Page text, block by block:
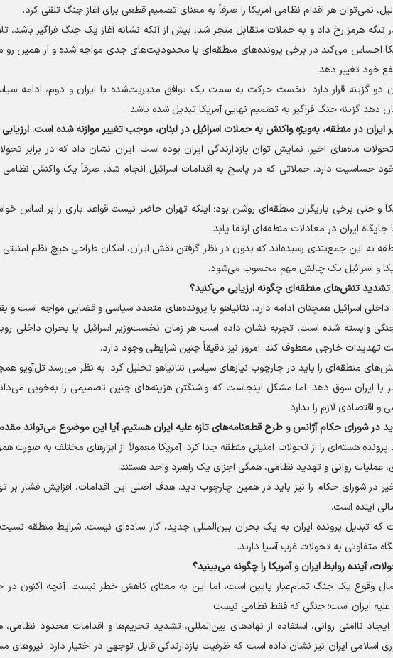
نمی‌توان هر اقدام نظامی آمریکا را صرفاً به معنای تصمیم قطعی برای آغاز جنگ تلقی کرد.
تنگه هرمز رخ داد و به حملات متقابل منجر شد، بیش از آنکه نشانه آغاز یک جنگ فراگیر باشد،
احساس می‌کند در برخی پرونده‌های منطقه‌ای با محدودیت‌های جدی مواجه شده و از همین رو
خود تغییر دهد.
دو گزینه قرار دارد؛ نخست حرکت به سمت یک توافق مدیریت‌شده با ایران و دوم، ادامه
دهد گزینه جنگ فراگیر به تصمیم نهایی آمریکا تبدیل شده باشد.
ایران در منطقه، به‌ویژه واکنش به حملات اسرائیل در لبنان، موجب تغییر موازنه شده است.
ماه‌های اخیر، نمایش توان بازدارندگی ایران بوده است. ایران نشان داد که در برابر
حساسیت دارد. حملاتی که در پاسخ به اقدامات اسرائیل انجام شد، صرفاً یک واکنش نظامی
و حتی برخی بازیگران منطقه‌ای روشن بود؛ اینکه تهران حاضر نیست قواعد بازی را بر اساس
ایران در معادلات منطقه‌ای ارتقا یابد.
به این جمع‌بندی رسیده‌اند که بدون در نظر گرفتن نقش ایران، امکان طراحی هیچ نظم
و اسرائیل یک چالش مهم محسوب می‌شود.
تشدید تنش‌های منطقه‌ای چگونه ارزیابی می‌کنید؟
اسرائیل همچنان ادامه دارد. نتانیاهو با پرونده‌های متعدد سیاسی و قضایی مواجه است و
وابسته شده است. تجربه نشان داده است هر زمان نخست‌وزیر اسرائیل با بحران داخلی
تهدیدات خارجی معطوف کند. امروز نیز دقیقاً چنین شرایطی وجود دارد.
منطقه‌ای را باید در چارچوب نیاز‌های سیاسی نتانیاهو تحلیل کرد. به نظر می‌رسد تل‌آویو
با ایران سوق دهد؛ اما مشکل اینجاست که واشنگتن هزینه‌های چنین تصمیمی را به‌خوبی
اقتصادی لازم را ندارد.
در شورای حکام آژانس و طرح قطعنامه‌های تازه علیه ایران هستیم. آیا این موضوع می‌تواند
هسته‌ای را از تحولات امنیتی منطقه جدا کرد. آمریکا معمولاً از ابزار‌های مختلف به صورت
عملیات روانی و تهدید نظامی، همگی اجزای یک راهبرد واحد هستند.
در شورای حکام را نیز باید در همین چارچوب دید. هدف اصلی این اقدامات، افزایش فشار بر
آینده است.
که تبدیل پرونده ایران به یک بحران بین‌المللی جدید، کار ساده‌ای نیست. شرایط منطقه
متفاوتی به تحولات غرب آسیا دارند.
آینده روابط ایران و آمریکا را چگونه می‌بینید؟
وقوع یک جنگ تمام‌عیار پایین است، اما این به معنای کاهش خطر نیست. آنچه اکنون
ایران است؛ جنگی که فقط نظامی نیست.
ناامنی روانی، استفاده از نهاد‌های بین‌المللی، تشدید تحریم‌ها و اقدامات محدود
ایران نیز نشان داده است که ظرفیت بازدارندگی قابل توجهی در اختیار دارد. نیرو‌های